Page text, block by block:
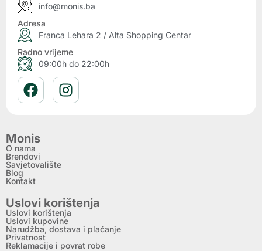
info@monis.ba
Adresa
Franca Lehara 2 / Alta Shopping Centar
Radno vrijeme
09:00h do 22:00h
Monis
O nama
Brendovi
Savjetovalište
Blog
Kontakt
Uslovi korištenja
Uslovi korištenja
Uslovi kupovine
Narudžba, dostava i plaćanje
Privatnost
Reklamacije i povrat robe